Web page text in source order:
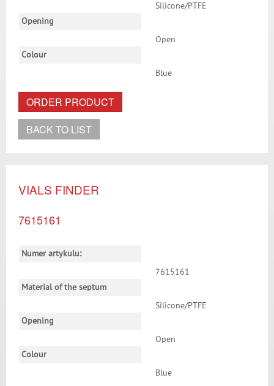
Silicone/PTFE
Opening
Open
Colour
Blue
ORDER PRODUCT
BACK TO LIST
VIALS FINDER
7615161
Numer artykulu:
7615161
Material of the septum
Silicone/PTFE
Opening
Open
Colour
Blue